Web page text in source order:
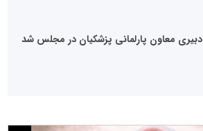
دبیری معاون پارلمانی پزشکیان در مجلس شد